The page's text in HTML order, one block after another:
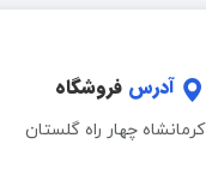
آدرس فروشگاه
کرمانشاه چهار راه گلستان